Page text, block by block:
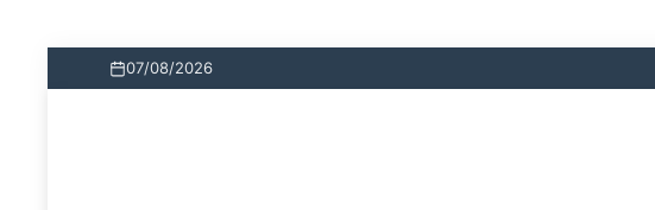
07/08/2026